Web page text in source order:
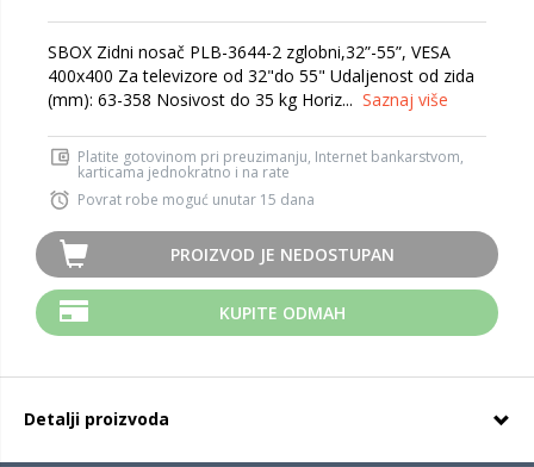
SBOX Zidni nosač PLB-3644-2 zglobni,32”-55”, VESA
400x400 Za televizore od 32"do 55" Udaljenost od zida
(mm): 63-358 Nosivost do 35 kg Horiz... Saznaj više
Platite gotovinom pri preuzimanju, Internet bankarstvom,
karticama jednokratno i na rate
Povrat robe moguć unutar 15 dana
PROIZVOD JE NEDOSTUPAN
KUPITE ODMAH
Detalji proizvoda